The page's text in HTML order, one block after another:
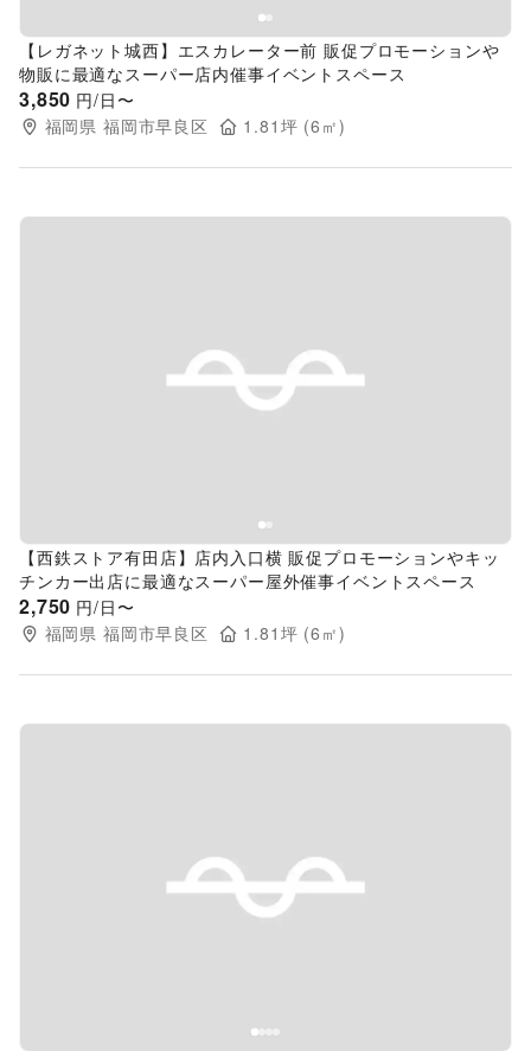
【レガネット城西】エスカレーター前 販促プロモーションや
物販に最適なスーパー店内催事イベントスペース
3,850 円/日〜
福岡県 福岡市早良区 1.81 坪 (6 ㎡)
Previous slide
【西鉄ストア有田店】店内入口横 販促プロモーションやキッ
チンカー出店に最適なスーパー屋外催事イベントスペース
2,750 円/日〜
福岡県 福岡市早良区 1.81 坪 (6 ㎡)
Previous slide